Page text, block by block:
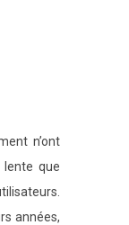
n’ont
lente que
années,